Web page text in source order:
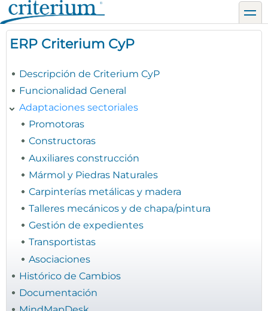
Pasar
al
contenido
principal
ERP Criterium CyP
Descripción de Criterium CyP
Funcionalidad General
Adaptaciones sectoriales
Promotoras
Constructoras
Auxiliares construcción
Mármol y Piedras Naturales
Carpinterías metálicas y madera
Talleres mecánicos y de chapa/pintura
Gestión de expedientes
Transportistas
Asociaciones
Histórico de Cambios
Documentación